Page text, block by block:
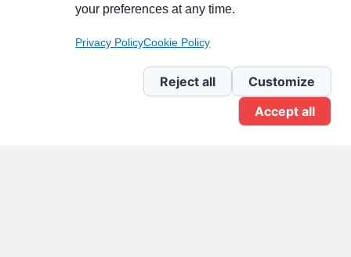
Pagina Linkedin
Newsletter Linkedin
your preferences at any time.
Privacy PolicyCookie Policy
Reject all
Customize
Accept all